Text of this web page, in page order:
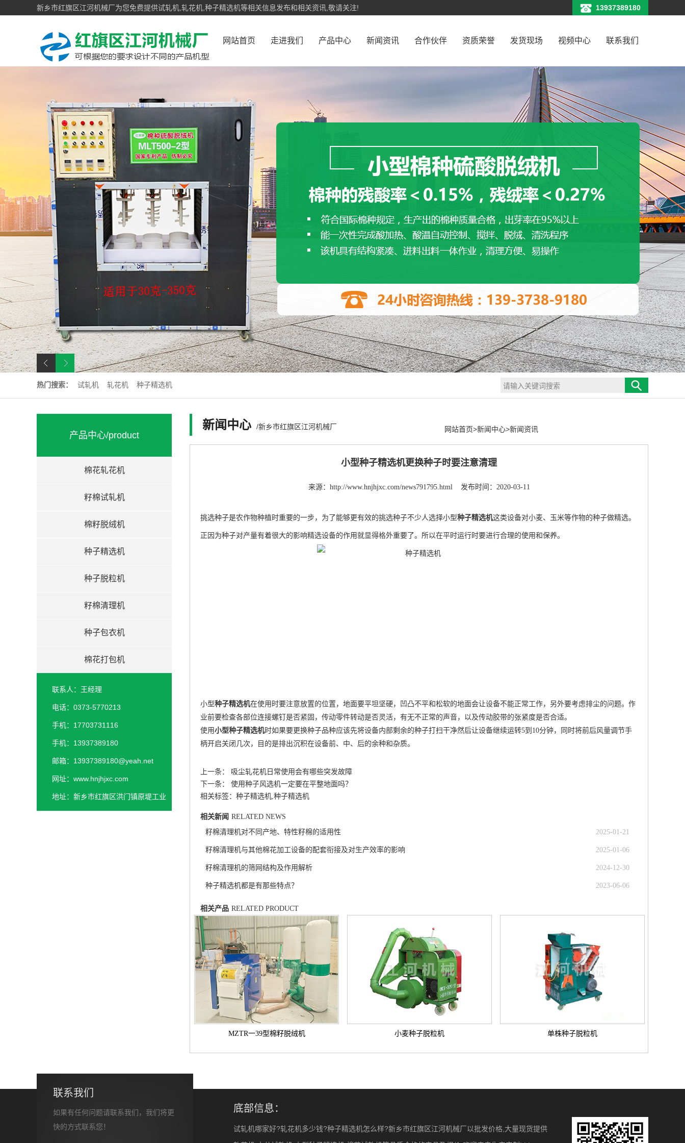
新乡市红旗区江河机械厂为您免费提供试轧机,轧花机,种子精选机等相关信息发布和相关资讯,敬请关注! 13937389180
网站首页 走进我们 产品中心 新闻资讯 合作伙伴 资质荣誉 发货现场 视频中心 联系我们
热门搜索： 试轧机 轧花机 种子精选机
产品中心/product
棉花轧花机
籽棉试轧机
棉籽脱绒机
种子精选机
种子脱粒机
籽棉清理机
种子包衣机
棉花打包机
联系人：王经理
电话：0373-5770213
手机：17703731116
手机：13937389180
邮箱：13937389180@yeah.net
网址：www.hnjhjxc.com
地址：新乡市红旗区洪门镇原堤工业
新闻中心 /新乡市红旗区江河机械厂 网站首页>新闻中心>新闻资讯
小型种子精选机更换种子时要注意清理
来源：http://www.hnjhjxc.com/news791795.html 发布时间：2020-03-11
挑选种子是农作物种植时重要的一步，为了能够更有效的挑选种子不少人选择小型种子精选机这类设备对小麦、玉米等作物的种子做精选。
正因为种子对产量有着很大的影响精选设备的作用就显得格外重要了。所以在平时运行时要进行合理的使用和保养。
小型种子精选机在使用时要注意放置的位置，地面要平坦坚硬，凹凸不平和松软的地面会让设备不能正常工作，另外要考虑排尘的问题。作
业前要检查各部位连接螺钉是否紧固，传动零件转动是否灵活，有无不正常的声音，以及传动胶带的张紧度是否合适。
使用小型种子精选机时如果要更换种子品种应该先将设备内部剩余的种子打扫干净然后让设备继续运转5到10分钟，同时将前后风量调节手
柄开启关闭几次，目的是排出沉积在设备前、中、后的余种和杂质。
上一条： 吸尘轧花机日常使用会有哪些突发故障
下一条： 使用种子风选机一定要在平整地面吗？
相关标签：种子精选机,种子精选机
相关新闻 RELATED NEWS
籽棉清理机对不同产地、特性籽棉的适用性
2025-01-21
籽棉清理机与其他棉花加工设备的配套衔接及对生产效率的影响 2025-01-06
籽棉清理机的筛网结构及作用解析 2024-12-30
种子精选机都是有那些特点？ 2023-06-06
相关产品 RELATED PRODUCT
MZTR一39型棉籽脱绒机 小麦种子脱粒机 单株种子脱粒机
联系我们
如果有任何问题请联系我们，我们将更
快的方式联系您！
底部信息：
试轧机哪家好?轧花机多少钱?种子精选机怎么样?新乡市红旗区江河机械厂以批发价格,大量现货提供